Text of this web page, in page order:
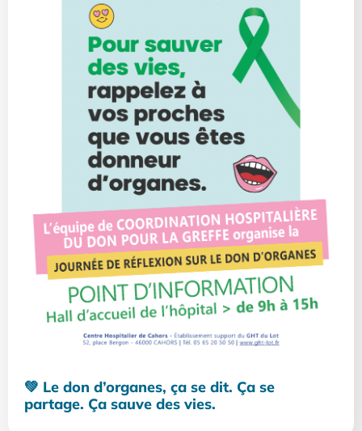
💚 Le don d’organes, ça se dit. Ça se
partage. Ça sauve des vies.